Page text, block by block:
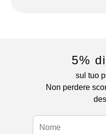
5%
sul tuo
Non perdere